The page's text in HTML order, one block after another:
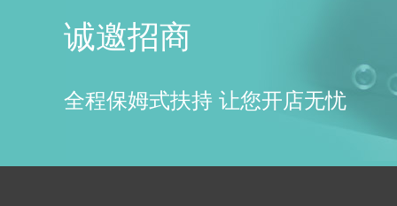
诚邀招商
全程保姆式扶持 让您开店无忧